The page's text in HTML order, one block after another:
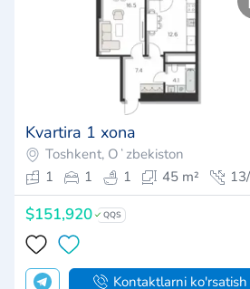
1 45 m²
QQS
Kontaktlarni ko'rsatish